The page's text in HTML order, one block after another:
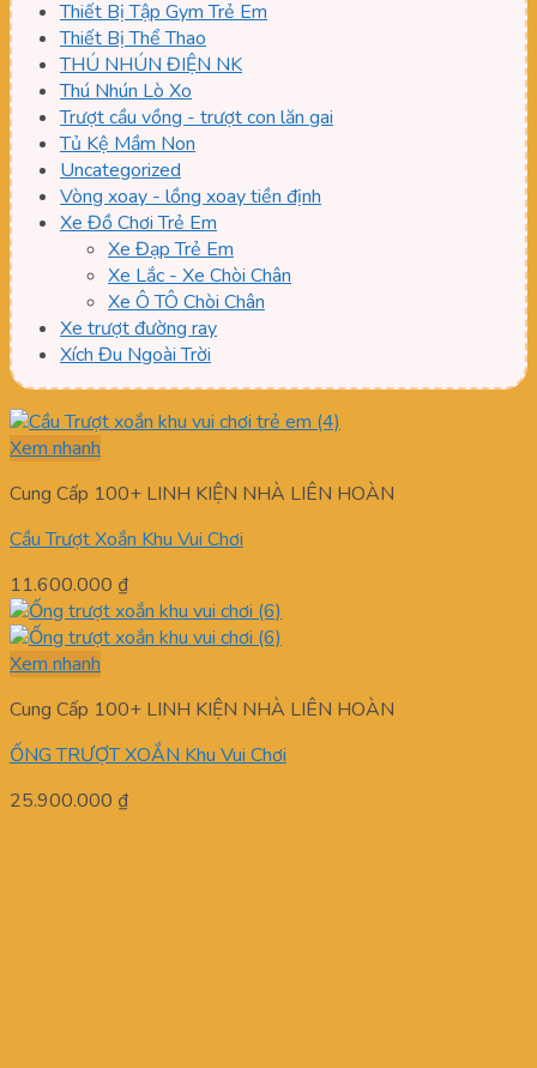
Thiết Bị Tập Gym Trẻ Em
Thiết Bị Thể Thao
THÚ NHÚN ĐIỆN NK
Thú Nhún Lò Xo
Trượt cầu vồng - trượt con lăn gai
Tủ Kệ Mầm Non
Uncategorized
Vòng xoay - lồng xoay tiền định
Xe Đồ Chơi Trẻ Em
Xe Đạp Trẻ Em
Xe Lắc - Xe Chòi Chân
Xe Ô TÔ Chòi Chân
Xe trượt đường ray
Xích Đu Ngoài Trời
Xem nhanh
Cung Cấp 100+ LINH KIỆN NHÀ LIÊN HOÀN
Cầu Trượt Xoắn Khu Vui Chơi
11.600.000 ₫
Xem nhanh
Cung Cấp 100+ LINH KIỆN NHÀ LIÊN HOÀN
ỐNG TRƯỢT XOẮN Khu Vui Chơi
25.900.000 ₫